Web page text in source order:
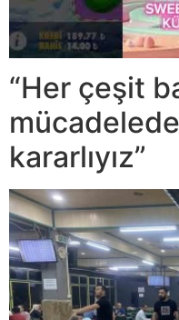
“Her çeşit
kararlıyız”